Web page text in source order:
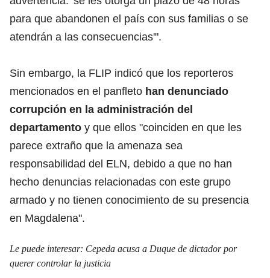
para que abandonen el país con sus familias o se
atendrán a las consecuencias'".
Sin embargo, la FLIP indicó que los reporteros
mencionados en el panfleto han denunciado
corrupción en la administración del
departamento y que ellos "coinciden en que les
parece extraño que la amenaza sea
responsabilidad del ELN, debido a que no han
hecho denuncias relacionadas con este grupo
armado y no tienen conocimiento de su presencia
en Magdalena".
Le puede interesar: Cepeda acusa a Duque de dictador por
querer controlar la justicia